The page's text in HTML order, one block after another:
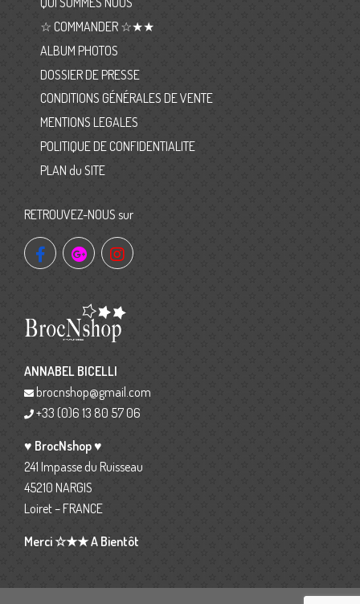
☆ COMMANDER ☆★★
ALBUM PHOTOS
DOSSIER DE PRESSE
CONDITIONS GÉNÉRALES DE VENTE
MENTIONS LEGALES
POLITIQUE DE CONFIDENTIALITE
PLAN du SITE
RETROUVEZ-NOUS sur
ANNABEL BICELLI
brocnshop@gmail.com
+33 (0)6 13 80 57 06
♥ BrocNshop ♥
241 Impasse du Ruisseau
45210 NARGIS
Loiret – FRANCE
Merci ☆★★ A Bientôt